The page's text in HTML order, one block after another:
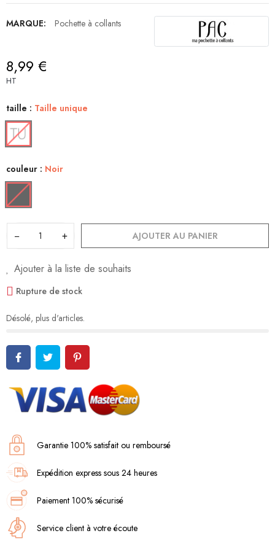
MARQUE: Pochette à collants
8,99 €
HT
taille : Taille unique
couleur : Noir
− + AJOUTER AU PANIER
Ajouter à la liste de souhaits
Rupture de stock
Désolé, plus d'articles.
Garantie 100% satisfait ou remboursé
Expédition express sous 24 heures
Paiement 100% sécurisé
Service client à votre écoute